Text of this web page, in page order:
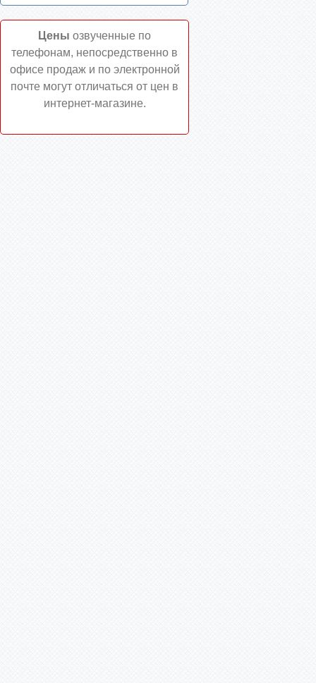
Цены озвученные по
телефонам, непосредственно в
офисе продаж и по электронной
почте могут отличаться от цен в
интернет-магазине.